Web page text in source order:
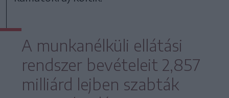
A munkanélküli ellátási
rendszer bevételeit 2,857
milliárd lejben szabták